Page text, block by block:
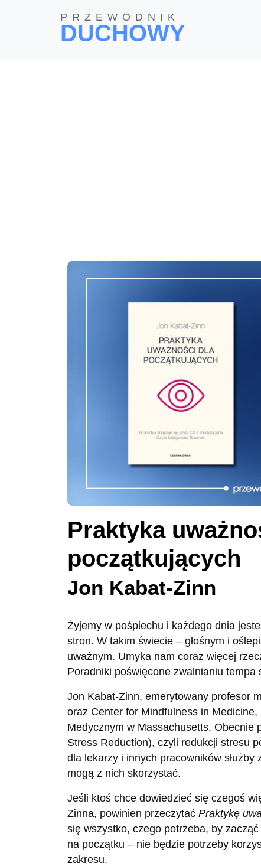
PRZEWODNIK
DUCHOWY
Praktyka
początkujących
Jon Kabat-Zinn
Żyjemy w pośpiechu i każdego dnia
stron. W takim świecie – głośnym i
uważnym. Umyka nam coraz więcej
Poradniki poświęcone zwalnianiu tempa
Jon Kabat-Zinn, emerytowany profesor
oraz Center for Mindfulness in
Medycznym w Massachusetts. Obecnie
Stress Reduction), czyli redukcji stresu
dla lekarzy i innych pracowników
mogą z nich skorzystać.
Jeśli ktoś chce dowiedzieć się czegoś
Zinna, powinien przeczytać Praktykę
się wszystko, czego potrzeba, by
na początku – nie będzie potrzeby
zakresu.